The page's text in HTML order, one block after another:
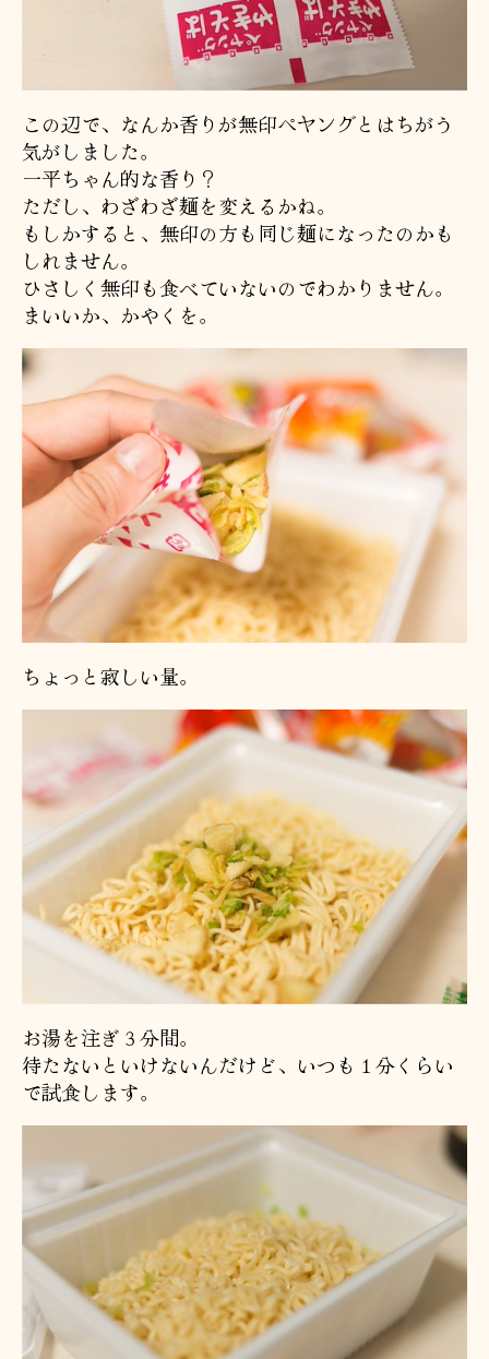
この辺で、なんか香りが無印ペヤングとはちがう
気がしました。
一平ちゃん的な香り？
ただし、わざわざ麺を変えるかね。
もしかすると、無印の方も同じ麺になったのかも
しれません。
ひさしく無印も食べていないのでわかりません。
まいいか、かやくを。
ちょっと寂しい量。
お湯を注ぎ３分間。
待たないといけないんだけど、いつも１分くらい
で試食します。